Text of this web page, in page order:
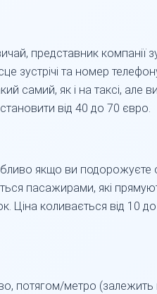
представник компанії
зустрічі та номер
самий, як і на таксі, але
від 40 до 70 євро.
якщо ви
пасажирами, які
коливається від 10
потягом/метро (залежить